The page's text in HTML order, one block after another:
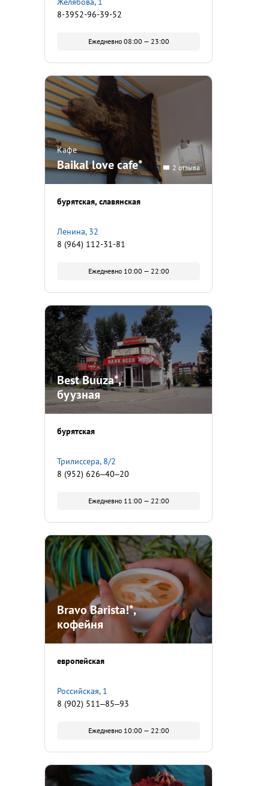
8-3952-96-39-52
Ежедневно 08:00 — 23:00
Кафе
Baikal love cafe* 2 отзыва
бурятская славянская
Ленина, 32
8 (964) 112-31-81
Ежедневно 10:00 — 22:00
Best Buuza*,
буузная
бурятская
Трилиссера, 8/2
8 (952) 626‒40‒20
Ежедневно 11:00 — 22:00
Bravo Barista!*,
кофейня
европейская
​Российская, 1
8 (902) 511‒85‒93
Ежедневно 10:00 — 22:00